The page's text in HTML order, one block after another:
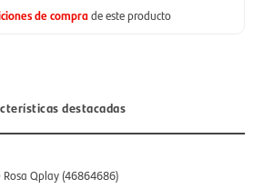
de comprade este producto
destacadas
Rosa Qplay (46864686)